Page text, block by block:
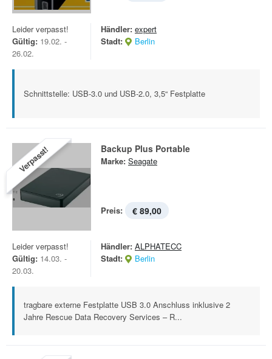
Leider verpasst!
Gültig: 19.02. -
26.02.
Händler: expert
Stadt:
Berlin
Schnittstelle: USB-3.0 und USB-2.0, 3,5“ Festplatte
Verpasst! Backup Plus Portable
Marke: Seagate
Preis: € 89,00
Leider verpasst!
Gültig: 14.03. -
20.03.
Händler: ALPHATECC
Stadt:
Berlin
tragbare externe Festplatte USB 3.0 Anschluss inklusive 2
Jahre Rescue Data Recovery Services – R...